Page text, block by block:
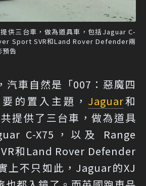
供三台車，做為道具車，包括Jaguar C-
Sport SVR和Land Rover Defender兩
告
汽車自然是「007：惡魔四
的置入主題， Jaguar和
提供了三台車，做為道具
C-X75，以及 Range
和Land Rover Defender
上不只如此，Jaguar的XJ